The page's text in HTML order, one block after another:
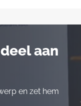
aan
en zet hem